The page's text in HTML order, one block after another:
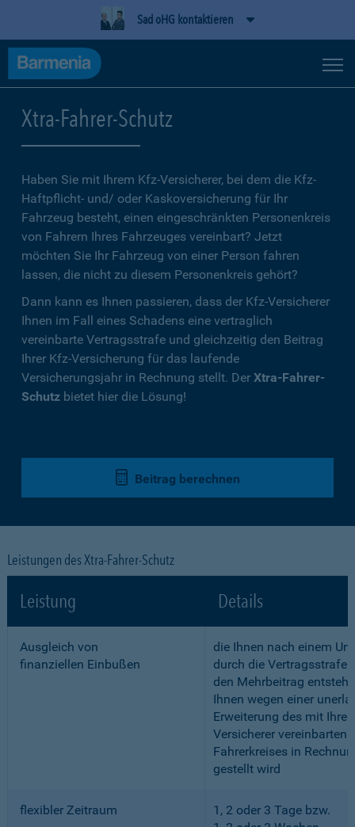
Sad oHG kontaktieren
Xtra-Fahrer-Schutz
Haben Sie mit Ihrem Kfz-Versicherer, bei dem die Kfz-
Haftpflicht- und/ oder Kaskoversicherung für Ihr
Fahrzeug besteht, einen eingeschränkten Personenkreis
von Fahrern Ihres Fahrzeuges vereinbart? Jetzt
möchten Sie Ihr Fahrzeug von einer Person fahren
lassen, die nicht zu diesem Personenkreis gehört?
Dann kann es Ihnen passieren, dass der Kfz-Versicherer
Ihnen im Fall eines Schadens eine vertraglich
vereinbarte Vertragsstrafe und gleichzeitig den Beitrag
Ihrer Kfz-Versicherung für das laufende
Versicherungsjahr in Rechnung stellt. Der Xtra-Fahrer-
Schutz bietet hier die Lösung!
Beitrag berechnen
Leistungen des Xtra-Fahrer-Schutz
Leistung Details
Ausgleich von
finanziellen Einbußen
die Ihnen nach einem
durch die Vertragsstrafe
den Mehrbeitrag
Ihnen wegen einer
Erweiterung des mit
Versicherer vereinbarten
Fahrerkreises in
gestellt wird
flexibler Zeitraum
1, 2 oder 3 Tage bzw.